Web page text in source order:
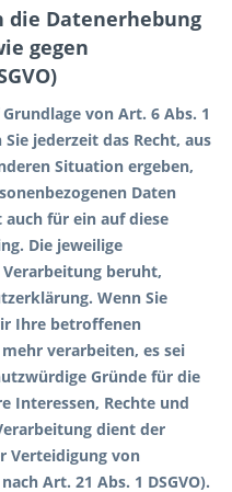
die Datenerhebung
gegen
von Art. 6 Abs. 1
jederzeit das Recht, aus
Situation ergeben,
Daten
für ein auf diese
Die jeweilige
Verarbeitung beruht,
Wenn Sie
Ihre betroffenen
verarbeiten, es sei
Gründe für die
Interessen, Rechte und
dient der
Verteidigung von
Art. 21 Abs. 1 DSGVO).